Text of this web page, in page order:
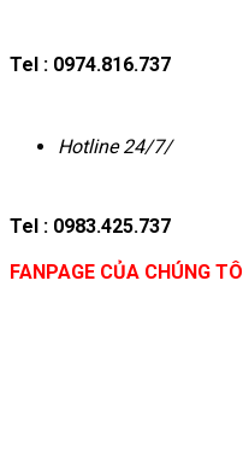
Tel : 0974.816.737
Hotline 24/7/
Tel : 0983.425.737
FANPAGE CỦA CHÚNG TÔI